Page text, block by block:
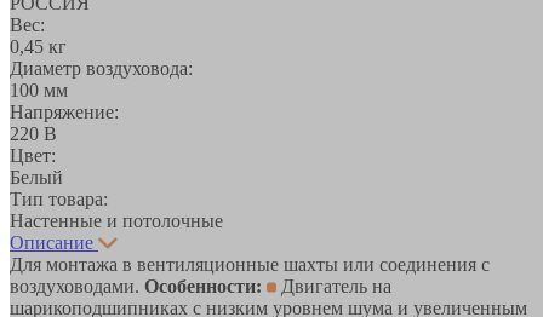
Вес:
0,45 кг
Диаметр воздуховода:
100 мм
Напряжение:
220 В
Цвет:
Белый
Тип товара:
Настенные и потолочные
Описание
Для монтажа в вентиляционные шахты или соединения с
воздуховодами. Особенности:
Двигатель на
шарикоподшипниках с низким уровнем шума и увеличенным